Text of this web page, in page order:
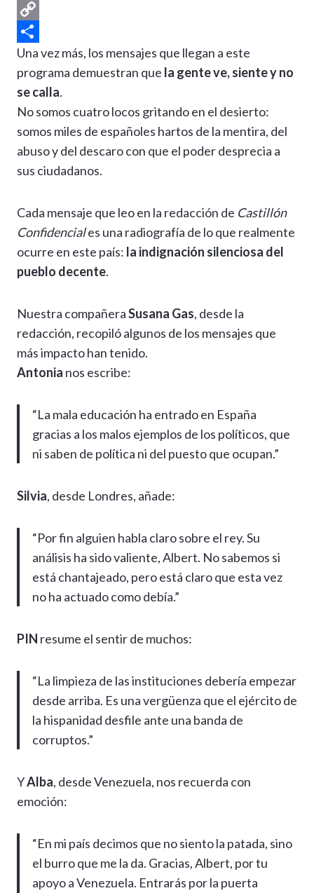
A
p
p
g
r
a
m
e
b
o
o
k
n
k
e
d
I
n
e
s
s
e
n
g
r
E
m
a
i
l
C
o
p
y
L
n
C
o
m
p
r
i
r
Una vez más, los mensajes que llegan a este
programa demuestran que la gente ve, siente y no
se calla.
No somos cuatro locos gritando en el desierto:
somos miles de españoles hartos de la mentira, del
abuso y del descaro con que el poder desprecia a
sus ciudadanos.
Cada mensaje que leo en la redacción de Castillón
Confidenciales una radiografía de lo que realmente
ocurre en este país: la indignación silenciosa del
pueblo decente.
Nuestra compañeraSusana Gas, desde la
redacción, recopiló algunos de los mensajes que
más impacto han tenido.
Antonia nos escribe:
“La mala educación ha entrado en España
gracias a los malos ejemplos de los políticos, que
ni saben de política ni del puesto que ocupan.”
Silvia, desde Londres, añade:
“Por fin alguien habla claro sobre el rey. Su
análisis ha sido valiente, Albert. No sabemos si
está chantajeado, pero está claro que esta vez
no ha actuado como debía.”
PIN resume el sentir de muchos:
“La limpieza de las instituciones debería empezar
desde arriba. Es una vergüenza que el ejército de
la hispanidad desfile ante una banda de
corruptos.”
YAlba, desde Venezuela, nos recuerda con
emoción:
“En mi país decimos que no siento la patada, sino
el burro que me la da. Gracias, Albert, por tu
apoyo a Venezuela. Entrarás por la puerta